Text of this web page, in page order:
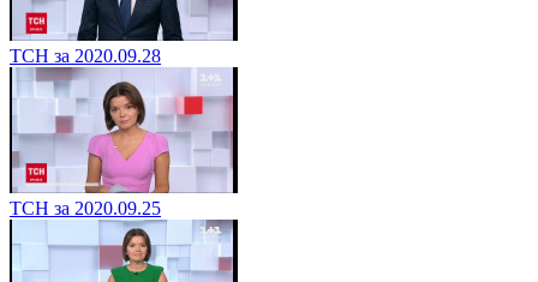
ТСН за 2020.09.28
ТСН за 2020.09.25